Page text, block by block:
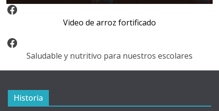
Video Arroz Fortificado
Video de arroz fortificado
Facebook
Saludable y nutritivo para nuestros escolares
Historia